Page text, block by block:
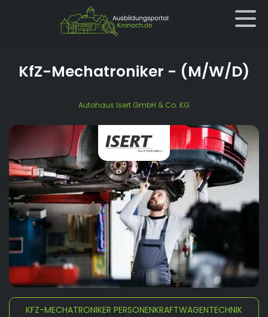
KfZ-Mechatroniker - (M/W/D)
Autohaus Isert GmbH & Co. KG
KFZ-MECHATRONIKER PERSONENKRAFTWAGENTECHNIK